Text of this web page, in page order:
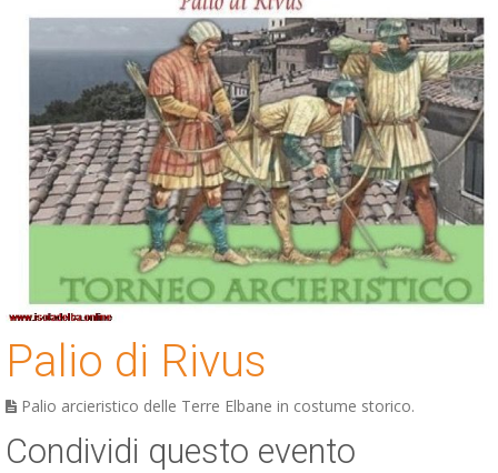
Palio di Rivus
Palio arcieristico delle Terre Elbane in costume storico.
Condividi questo evento